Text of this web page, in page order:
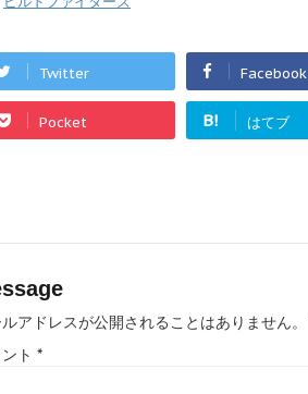
Twitter Facebook
Pocket B! はてブ
アドレスが公開されることはありません。
ト *